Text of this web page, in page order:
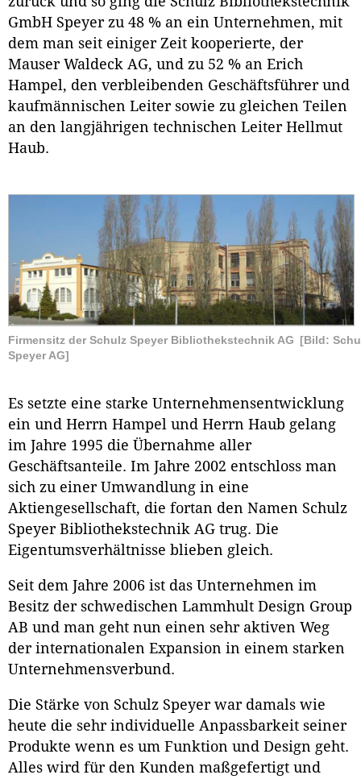
GmbH Speyer zu 48 % an ein Unternehmen, mit
dem man seit einiger Zeit kooperierte, der
Mauser Waldeck AG, und zu 52 % an Erich
Hampel, den verbleibenden Geschäftsführer und
kaufmännischen Leiter sowie zu gleichen Teilen
an den langjährigen technischen Leiter Hellmut
Haub.
Firmensitz der Schulz Speyer Bibliothekstechnik AG [Bild:
Speyer AG]
Es setzte eine starke Unternehmensentwicklung
ein und Herrn Hampel und Herrn Haub gelang
im Jahre 1995 die Übernahme aller
Geschäftsanteile. Im Jahre 2002 entschloss man
sich zu einer Umwandlung in eine
Aktiengesellschaft, die fortan den Namen Schulz
Speyer Bibliothekstechnik AG trug. Die
Eigentumsverhältnisse blieben gleich.
Seit dem Jahre 2006 ist das Unternehmen im
Besitz der schwedischen Lammhult Design Group
AB und man geht nun einen sehr aktiven Weg
der internationalen Expansion in einem starken
Unternehmensverbund.
Die Stärke von Schulz Speyer war damals wie
heute die sehr individuelle Anpassbarkeit seiner
Produkte wenn es um Funktion und Design geht.
Alles wird für den Kunden maßgefertigt und